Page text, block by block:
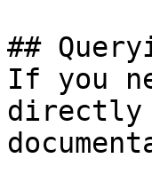
##
If you
directly